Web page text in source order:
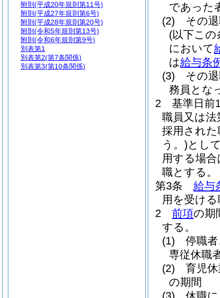
であった
(2)
その
(以下この
において
は給与条
(3)
その
務員とな
2
基準日前
職員又は法
採用された
う。)とし
用する場
職とする。
第3条
給与
用を受け
2
前項の期
する。
(1)
停職
専従休職
(2)
育児
の期間
附則 (平成20年規則第11号)
附則 (平成27年規則第6号)
附則 (平成28年規則第20号)
附則 (令和5年規則第13号)
附則 (令和6年規則第9号)
別表第1
別表第2(第7条関係)
別表第3(第10条関係)